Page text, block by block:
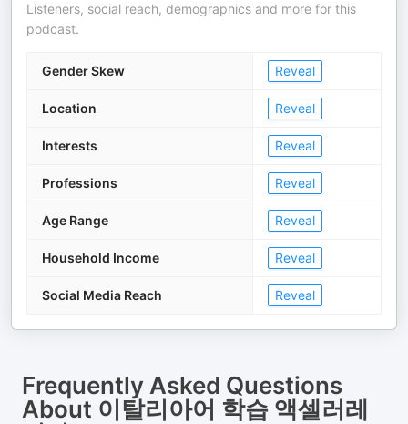
Listeners, social reach, demographics and more for this
podcast.
Gender Skew Reveal
Location Reveal
Interests Reveal
Professions Reveal
Age Range Reveal
Household Income Reveal
Social Media Reach Reveal
Frequently Asked Questions
About 이탈리아어 학습 액셀러레